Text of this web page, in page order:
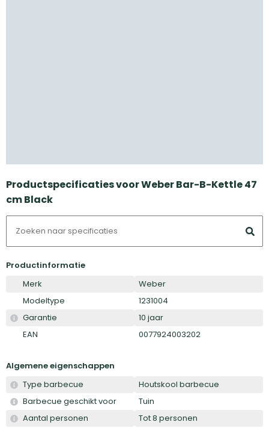
Productspecificaties voor Weber Bar-B-Kettle 47
cm Black
Productinformatie
Merk
Weber
Modeltype
1231004
Garantie
10 jaar
EAN
0077924003202
Algemene eigenschappen
Type barbecue
Houtskool barbecue
Barbecue geschikt voor
Tuin
Aantal personen
Tot 8 personen